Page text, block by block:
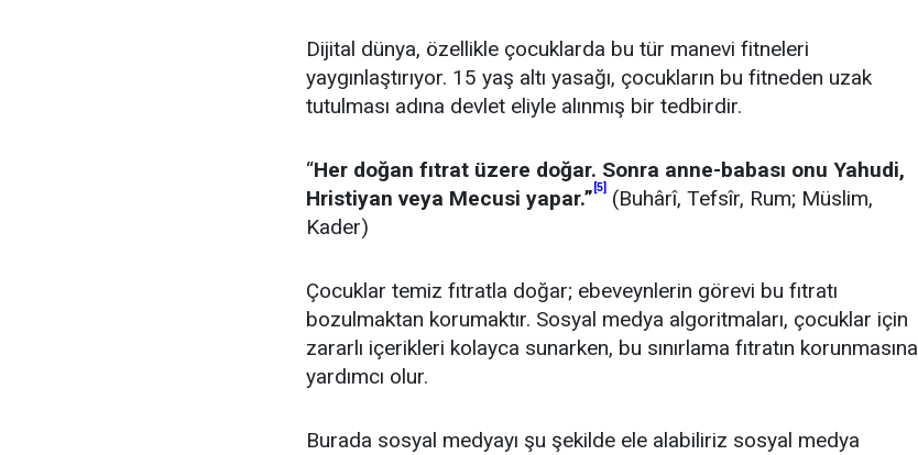
Dijital dünya, özellikle çocuklarda bu tür manevi fitneleri
yaygınlaştırıyor. 15 yaş altı yasağı, çocukların bu fitneden uzak
tutulması adına devlet eliyle alınmış bir tedbirdir.
“Her doğan fıtrat üzere doğar. Sonra anne-babası onu Yahudi,
Hristiyan veya Mecusi yapar.” [5]
(Buhârî, Tefsîr, Rum; Müslim,
Kader)
Çocuklar temiz fıtratla doğar; ebeveynlerin görevi bu fıtratı
bozulmaktan korumaktır. Sosyal medya algoritmaları, çocuklar için
zararlı içerikleri kolayca sunarken, bu sınırlama fıtratın korunmasına
yardımcı olur.
Burada sosyal medyayı şu şekilde ele alabiliriz sosyal medya